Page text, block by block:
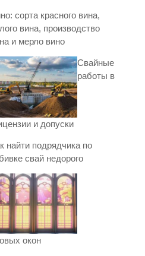
сорта красного вина,
вина, производство
и мерло вино
Свайные
работы в
и допуски
найти подрядчика по
свай недорого
окон